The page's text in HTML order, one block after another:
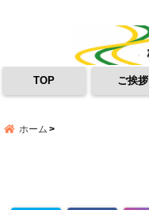
TOP ご挨拶
ホーム